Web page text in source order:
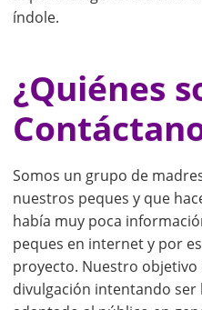
índole.
¿Quiénes
Somos un grupo de
nuestros peques y que
había muy poca
peques en internet y por
proyecto. Nuestro
divulgación intentando